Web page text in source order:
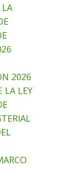
LA
2026
LA LEY